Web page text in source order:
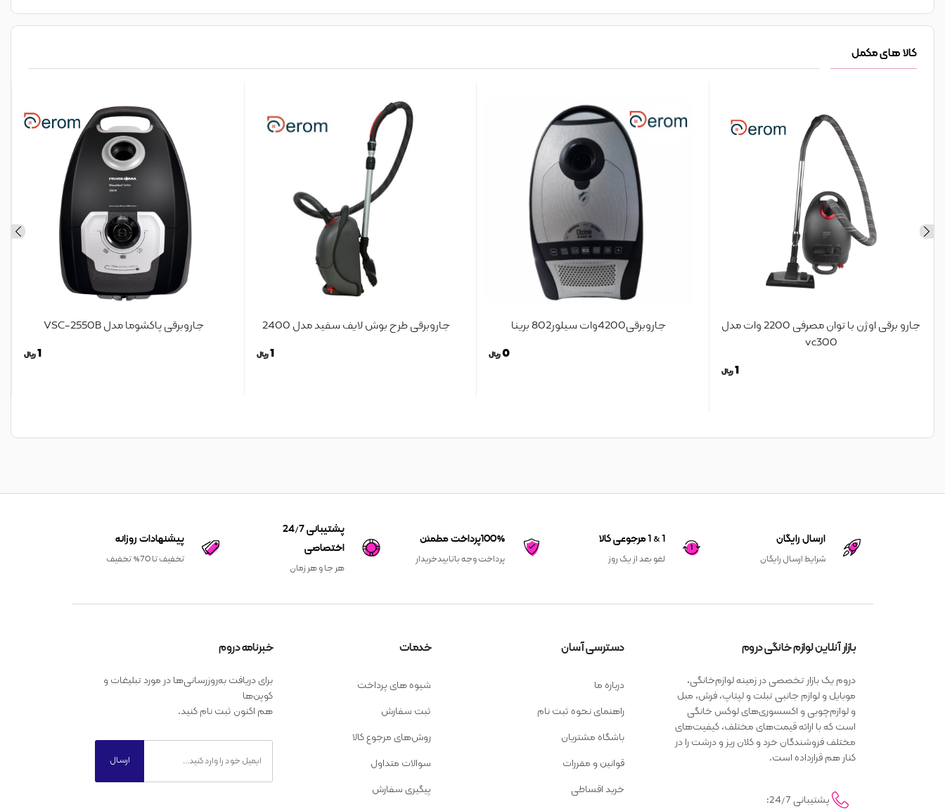
کالا های مکمل
جارو برقی اوژن با توان مصرفی 2200 وات مدل
vc300
1ریال
جاروبرقی4200وات سیلور802 برینا
0ریال
جاروبرقی طرح بوش لایف سفید مدل 2400
1ریال
جاروبرقی پاکشوما مدل VSC-2550B
1ریال
ارسال رایگان
شرایط ارسال رایگان
1 & 1 مرجوعی کالا
لغو بعد از یک روز
100%پرداخت مطمئن
پرداخت وجه باتاییدخریدار
پشتیبانی 24/7
اختصاصی
هر جا و هر زمان
پیشنهادات روزانه
تخفیف تا 70% تخفیف
بازار آنلاین لوازم خانگی دروم
دروم یک بازار تخصصی در زمینه لوازم‌خانگی،
موبایل و لوازم جانبی تبلت و لپتاپ، فرش، مبل
و لوازم‌چوبی و اکسسوری‌های لوکس خانگی
است که با ارائه قیمت‌های مختلف، کیفیت‌های
مختلف فروشندگان خرد و کلان ریز و درشت را در
کنار هم قرارداده است.
پشتیبانی 24/7:
دسترسی آسان
درباره ما
راهنمای نحوه ثبت نام
باشگاه مشتریان
قوانین و مقررات
خرید اقساطی
خدمات
شیوه های پرداخت
ثبت سفارش
روش‌های مرجوع کالا
سوالات متداول
پیگیری سفارش
خبرنامه دروم
برای دریافت به‌روزرسانی‌ها در مورد تبلیغات و
کوپن‌ها
هم اکنون ثبت نام کنید.